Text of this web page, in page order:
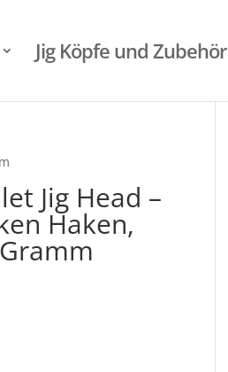
Jig Köpfe und Zubehör
Jig Head –
Haken,